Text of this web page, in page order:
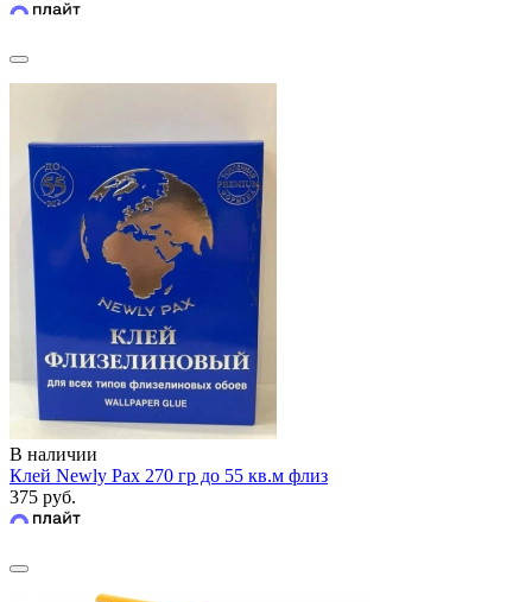
В наличии
Клей Newly Pax 270 гр до 55 кв.м флиз
375 руб.